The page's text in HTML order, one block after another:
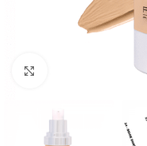
Cliquez pour agrandir